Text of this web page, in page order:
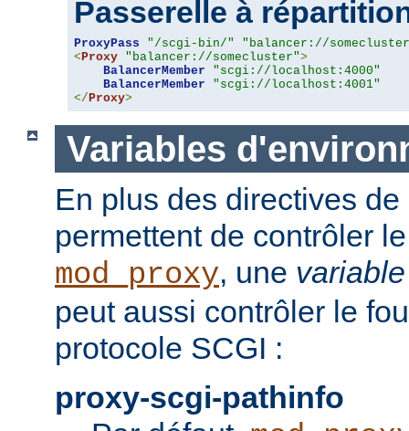
Passerelle à
ProxyPass "/scgi-bin/"
"balancer://
< Proxy "balancer://somecluster">
BalancerMember
"scgi://localhost:4000"
BalancerMember
"scgi://localhost:4001"
</ Proxy>
Variables
En plus des directives
permettent de contrôler
mod_proxy, une
peut aussi contrôler le
protocole SCGI :
proxy-scgi-pathinfo